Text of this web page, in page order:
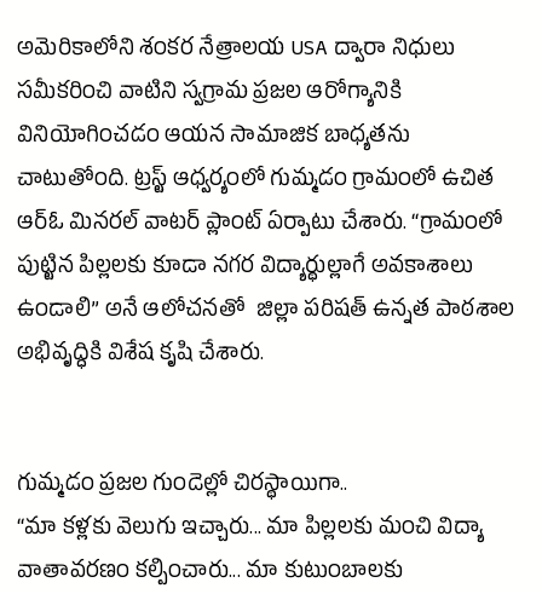
అమెరికాలోని శంకర నేత్రాలయ USA ద్వారా నిధులు
సమీకరించి వాటిని స్వగ్రామ ప్రజల ఆరోగ్యానికి
వినియోగించడం ఆయన సామాజిక బాధ్యతను
చాటుతోంది. ట్రస్ట్ ఆధ్వర్యంలో గుమ్మడం గ్రామంలో ఉచిత
ఆర్‌ఓ మినరల్ వాటర్ ప్లాంట్ ఏర్పాటు చేశారు. “గ్రామంలో
పుట్టిన పిల్లలకు కూడా నగర విద్యార్థుల్లాగే అవకాశాలు
ఉండాలి” అనే ఆలోచనతో జిల్లా పరిషత్ ఉన్నత పాఠశాల
అభివృద్ధికి విశేష కృషి చేశారు.
గుమ్మడం ప్రజల గుండెల్లో చిరస్థాయిగా..
“మా కళ్లకు వెలుగు ఇచ్చారు... మా పిల్లలకు మంచి విద్యా
వాతావరణం కల్పించారు... మా కుటుంబాలకు